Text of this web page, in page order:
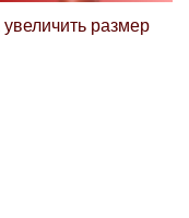
увеличить размер